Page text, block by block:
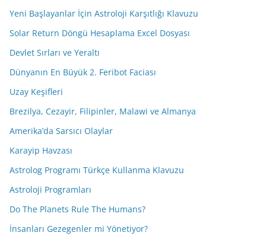
Yeni Başlayanlar İçin Astroloji Karşıtlığı Klavuzu
Solar Return Döngü Hesaplama Excel Dosyası
Devlet Sırları ve Yeraltı
Dünyanın En Büyük 2. Feribot Faciası
Uzay Keşifleri
Brezilya, Cezayir, Filipinler, Malawi ve Almanya
Amerika’da Sarsıcı Olaylar
Karayip Havzası
Astrolog Programı Türkçe Kullanma Klavuzu
Astroloji Programları
Do The Planets Rule The Humans?
İnsanları Gezegenler mi Yönetiyor?